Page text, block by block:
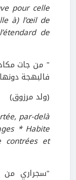
pour celle
à) l’œil de
de
" من جات
فالبهجة
(ولد مرزوق)
par-delà
* Habite
et
"سجراري من